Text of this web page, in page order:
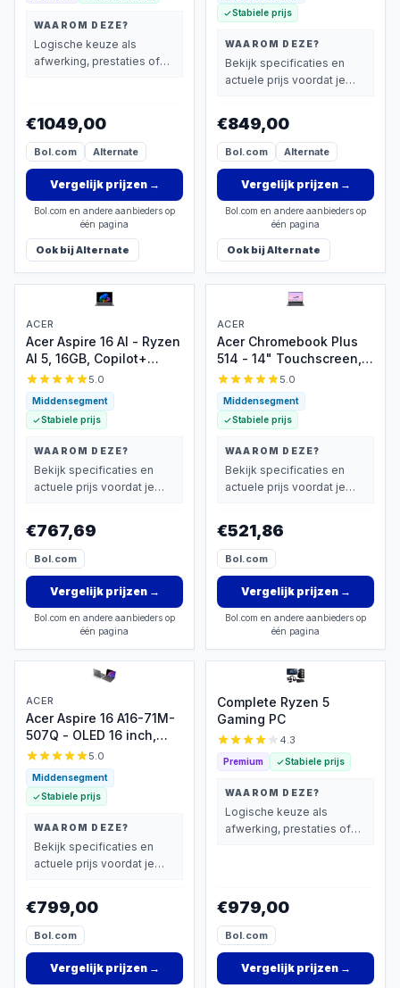
WAAROM DEZE?
Logische keuze als
afwerking, prestaties of
€1049,00
Bol.com Alternate
Vergelijk prijzen→
Bol.com en andere aanbieders op
één pagina
Ook bijAlternate
Stabiele prijs
WAAROM DEZE?
Bekijk specificaties en
actuele prijs voordat je
€849,00
Bol.com Alternate
Vergelijk prijzen→
Bol.com en andere aanbieders op
één pagina
Ook bijAlternate
ACER
Acer Aspire 16 AI - Ryzen
AI 5, 16GB, Copilot+
laptop
5.0
Middensegment
Stabiele prijs
WAAROM DEZE?
Bekijk specificaties en
actuele prijs voordat je
€767,69
Bol.com
Vergelijk prijzen→
Bol.com en andere aanbieders op
één pagina
ACER
Acer Chromebook Plus
514 - 14" Touchscreen,
Intel Core i3, 8GB
5.0
Middensegment
Stabiele prijs
WAAROM DEZE?
Bekijk specificaties en
actuele prijs voordat je
€521,86
Bol.com
Vergelijk prijzen→
Bol.com en andere aanbieders op
één pagina
ACER
Acer Aspire 16 A16-71M-
507Q - OLED 16 inch,
Core Ultra 5
5.0
Middensegment
Stabiele prijs
WAAROM DEZE?
Bekijk specificaties en
actuele prijs voordat je
€799,00
Bol.com
Vergelijk prijzen→
Complete Ryzen 5
Gaming PC
4.3
Premium Stabiele prijs
WAAROM DEZE?
Logische keuze als
afwerking, prestaties of
€979,00
Bol.com
Vergelijk prijzen→